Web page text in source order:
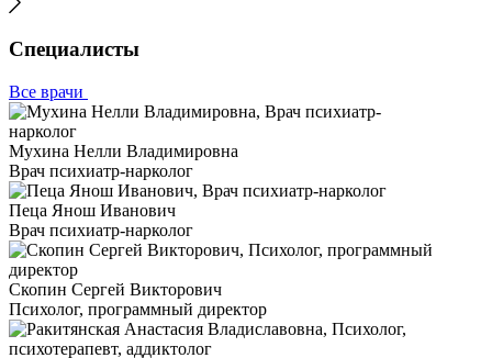
Специалисты
Все врачи
Мухина Нелли Владимировна
Врач психиатр-нарколог
Пеца Янош Иванович
Врач психиатр-нарколог
Скопин Сергей Викторович
Психолог, программный директор